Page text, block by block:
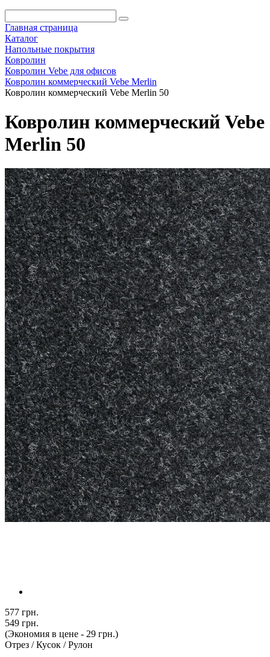
Главная страница
Каталог
Напольные покрытия
Ковролин
Ковролин Vebe для офисов
Ковролин коммерческий Vebe Merlin
Ковролин коммерческий Vebe Merlin 50
Ковролин коммерческий Vebe
Merlin 50
577 грн.
549 грн.
(Экономия в цене - 29 грн.)
Отрез / Кусок / Рулон